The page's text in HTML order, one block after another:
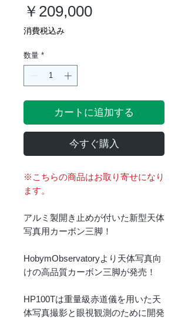
￥209,000価
消費税込み
数量 *
カートに追加する
今すぐ購入
※こちらの商品はお取り寄せになり
ます。
アルミ製開き止めが付いた新型天体
写真用カーボン三脚！
HobymObservatoryより天体写真向
けの高品質カーボン三脚が発売！
HP100Tは重量級赤道儀を用いた天
体写真撮影と眼視観測のために開発